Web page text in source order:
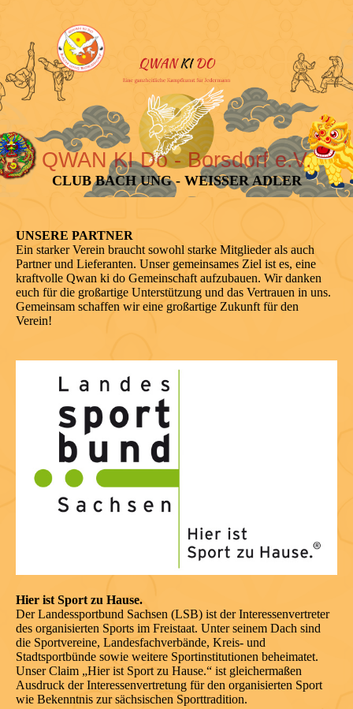
QWAN KI Do - Borsdorf e.V.
CLUB BACH UNG - WEISSER ADLER
UNSERE PARTNER
Ein starker Verein braucht sowohl starke Mitglieder als auch
Partner und Lieferanten. Unser gemeinsames Ziel ist es, eine
kraftvolle Qwan ki do Gemeinschaft aufzubauen. Wir danken
euch für die großartige Unterstützung und das Vertrauen in uns.
Gemeinsam schaffen wir eine großartige Zukunft für den
Verein!
Hier ist Sport zu Hause.
Der Landessportbund Sachsen (LSB) ist der Interessenvertreter
des organisierten Sports im Freistaat. Unter seinem Dach sind
die Sportvereine, Landesfachverbände, Kreis- und
Stadtsportbünde sowie weitere Sportinstitutionen beheimatet.
Unser Claim „Hier ist Sport zu Hause.“ ist gleichermaßen
Ausdruck der Interessenvertretung für den organisierten Sport
wie Bekenntnis zur sächsischen Sporttradition.